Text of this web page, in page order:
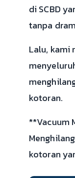
di SCBD
tanpa
Lalu, kami
kotoran.
**Vacuum
kotoran